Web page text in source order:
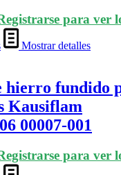
para ver
Mostrar detalles
hierro fundido
Kausiflam
00007-001
para ver